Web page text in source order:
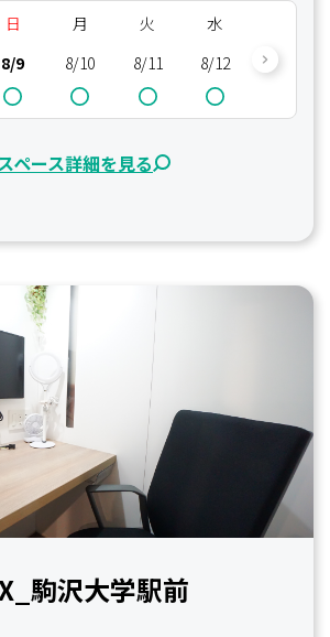
日
8/9
月
8/10
火
8/11
水
8/12
8/13
ペース詳細を見る
駒沢大学駅前